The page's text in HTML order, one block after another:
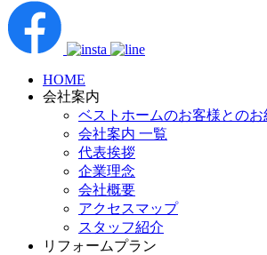
HOME
会社案内
ベストホームのお客様とのお
会社案内 一覧
代表挨拶
企業理念
会社概要
アクセスマップ
スタッフ紹介
リフォームプラン